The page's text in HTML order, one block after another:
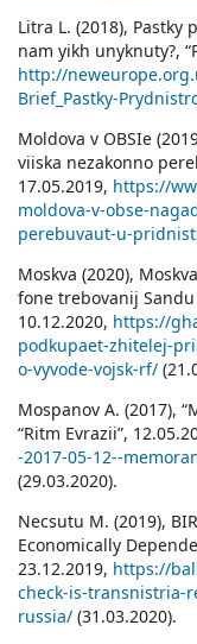
Litra L. (2018),
nam yikh unyknuty?,
http://
Brief_Pastky-
Moldova v OBSIe
viiska nezakonno
17.05.2019, https://
moldova-v-obse-
perebuvaut-u-
Moskva (2020),
fone trebovanij Sandu
10.12.2020, https://
podkupaet-zhitelej-
o-vyvode-vojsk-rf/
Mospanov A. (2017),
“Ritm Evrazii”,
-2017-05-12--
(29.03.2020).
Necsutu M. (2019),
Economically
23.12.2019, https://
check-is-transnistria-
russia/ (31.03.2020).